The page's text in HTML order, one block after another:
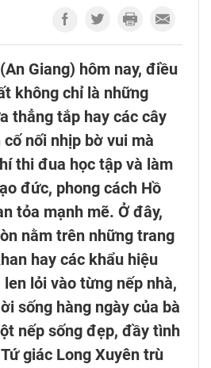
Giang) hôm nay, điều
không chỉ là những
thẳng tắp hay các cây
nối nhịp bờ vui mà
thi đua học tập và làm
đức, phong cách Hồ
tỏa mạnh mẽ. Ở đây,
nằm trên những trang
hay các khẩu hiệu
lỏi vào từng nếp nhà,
sống hàng ngày của bà
nếp sống đẹp, đầy tình
giác Long Xuyên trù